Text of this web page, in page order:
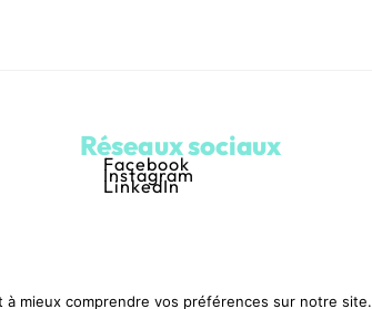
Réseaux sociaux
Facebook
Instagram
LinkedIn
mieux comprendre vos préférences sur notre site.